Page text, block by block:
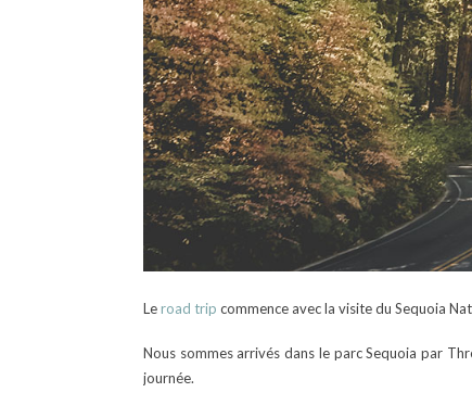
Leroad trip commence avec la visite du Sequoia
Nous sommes arrivés dans le parc Sequoia par
journée.